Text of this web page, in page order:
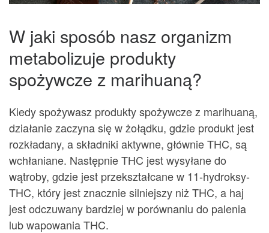
W jaki sposób nasz organizm
metabolizuje produkty
spożywcze z marihuaną?
Kiedy spożywasz produkty spożywcze z marihuaną,
działanie zaczyna się w żołądku, gdzie produkt jest
rozkładany, a składniki aktywne, głównie THC, są
wchłaniane. Następnie THC jest wysyłane do
wątroby, gdzie jest przekształcane w 11-hydroksy-
THC, który jest znacznie silniejszy niż THC, a haj
jest odczuwany bardziej w porównaniu do palenia
lub wapowania THC.